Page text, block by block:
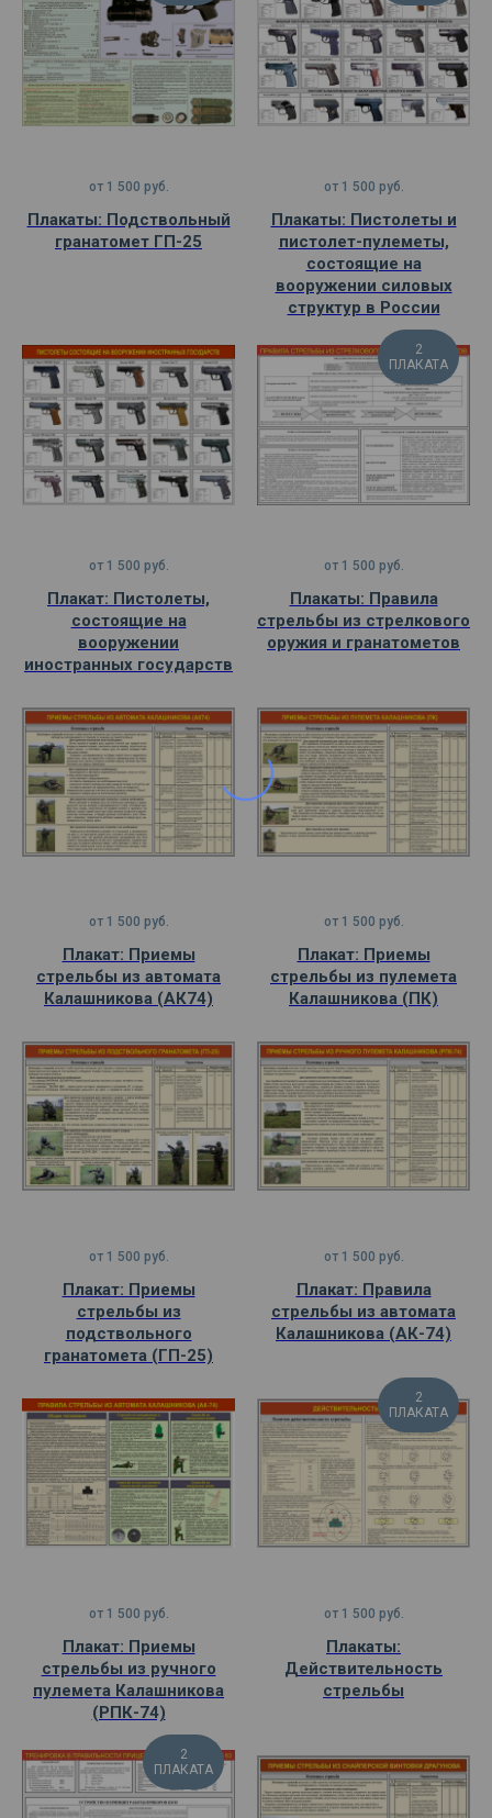
от 1 500 руб.
Плакаты: Подствольный
гранатомет ГП-25
от 1 500 руб.
Плакаты: Пистолеты и
пистолет-пулеметы,
состоящие на
вооружении силовых
структур в России
от 1 500 руб.
Плакат: Пистолеты,
состоящие на
вооружении
иностранных государств
2
ПЛАКАТА
от 1 500 руб.
Плакаты: Правила
стрельбы из стрелкового
оружия и гранатометов
от 1 500 руб.
Плакат: Приемы
стрельбы из автомата
Калашникова (АК74)
от 1 500 руб.
Плакат: Приемы
стрельбы из пулемета
Калашникова (ПК)
от 1 500 руб.
Плакат: Приемы
стрельбы из
подствольного
гранатомета (ГП-25)
от 1 500 руб.
Плакат: Правила
стрельбы из автомата
Калашникова (АК-74)
от 1 500 руб.
Плакат: Приемы
стрельбы из ручного
пулемета Калашникова
(РПК-74)
2
ПЛАКАТА
от 1 500 руб.
Плакаты:
Действительность
стрельбы
2
ПЛАКАТА